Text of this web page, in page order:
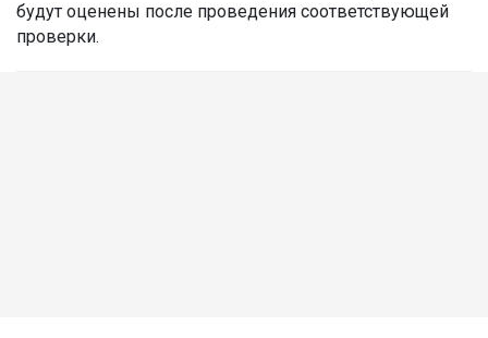
будут оценены после проведения соответствующей
проверки.